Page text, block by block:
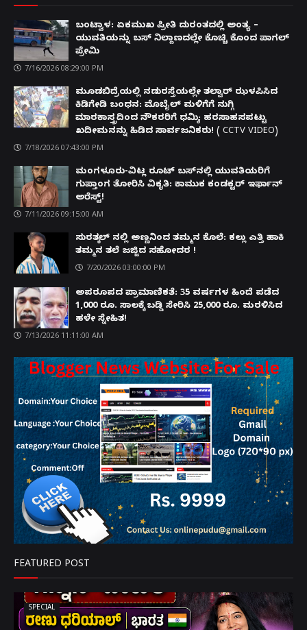
ಬಂಟ್ವಾಳ: ಏಕಮುಖ ಪ್ರೀತಿ ದುರಂತದಲ್ಲಿ ಅಂತ್ಯ –
ಯುವತಿಯನ್ನು ಬಸ್ ನಿಲ್ದಾಣದಲ್ಲೇ ಕೊಚ್ಚಿ ಕೊಂದ ಪಾಗಲ್
ಪ್ರೇಮಿ
7/16/2026 08:29:00 PM
ಮೂಡಬಿದ್ರೆಯಲ್ಲಿ ನಡುರಸ್ತೆಯಲ್ಲೇ ತಲ್ವಾರ್ ಝಳಪಿಸಿದ
ಕಿಡಿಗೇಡಿ ಬಂಧನ: ಮೊಬೈಲ್ ಮಳಿಗೆಗೆ ನುಗ್ಗಿ
ಮಾರಕಾಸ್ತ್ರದಿಂದ ನೌಕರರಿಗೆ ಧಮ್ಕಿ; ಹರಸಾಹಸಪಟ್ಟು
ಖದೀಮನನ್ನು ಹಿಡಿದ ಸಾರ್ವಜನಿಕರು! ( CCTV VIDEO)
7/18/2026 07:43:00 PM
ಮಂಗಳೂರು-ವಿಟ್ಲ ರೂಟ್ ಬಸ್‌ನಲ್ಲಿ ಯುವತಿಯರಿಗೆ
ಗುಪ್ತಾಂಗ ತೋರಿಸಿ ವಿಕೃತಿ: ಕಾಮುಕ ಕಂಡಕ್ಟರ್ ಇರ್ಫಾನ್
ಅರೆಸ್ಟ್!
7/11/2026 09:15:00 AM
ಸುರತ್ಕಲ್ ನಲ್ಲಿ ಅಣ್ಣನಿಂದ ತಮ್ಮನ ಕೊಲೆ: ಕಲ್ಲು ಎತ್ತಿ ಹಾಕಿ
ತಮ್ಮನ ತಲೆ ಜಜ್ಜಿದ ಸಹೋದರ !
7/20/2026 03:00:00 PM
ಅಪರೂಪದ ಪ್ರಾಮಾಣಿಕತೆ: 35 ವರ್ಷಗಳ ಹಿಂದೆ ಪಡೆದ
1,000 ರೂ. ಸಾಲಕ್ಕೆ ಬಡ್ಡಿ ಸೇರಿಸಿ 25,000 ರೂ. ಮರಳಿಸಿದ
ಹಳೇ ಸ್ನೇಹಿತ!
7/13/2026 11:11:00 AM
FEATURED POST
SPECIAL